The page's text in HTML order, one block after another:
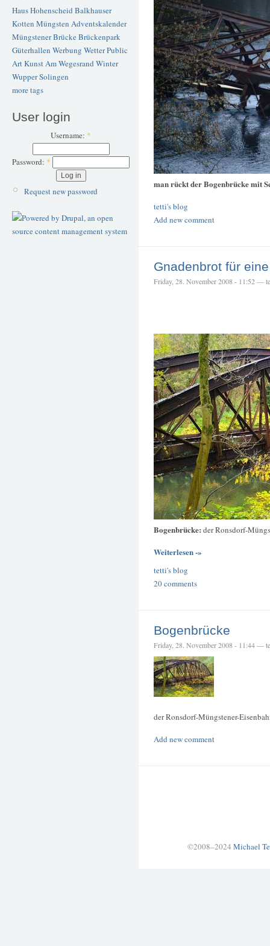
Haus Hohenscheid Balkhauser
Kotten Müngsten Adventskalender
Müngstener BrückeBrückenpark
Güterhallen Werbung WetterPublic
ArtKunstAm Wegesrand Winter
WupperSolingen
more tags
User login
Username: *
Password: *
Request new password
man rückt der Bogenbrücke mit
tetti's blog
Add new comment
Gnadenbrot für
Friday, 28. November 2008 - 11:52 —
Bogenbrücke: der Ronsdorf-
Weiterlesen -»
tetti's blog
20 comments
Bogenbrücke
Friday, 28. November 2008 - 11:44 —
der Ronsdorf-Müngstener-
Add new comment
©2008–2024 Michael